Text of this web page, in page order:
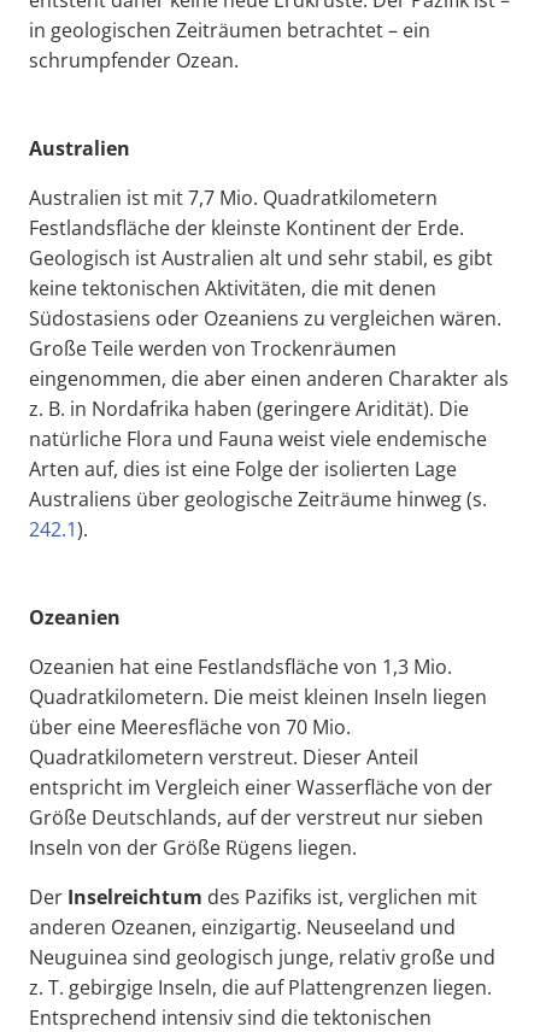
in geologischen Zeiträumen betrachtet – ein
schrumpfender Ozean.
Australien
Australien ist mit 7,7 Mio. Quadratkilometern
Festlandsfläche der kleinste Kontinent der Erde.
Geologisch ist Australien alt und sehr stabil, es gibt
keine tektonischen Aktivitäten, die mit denen
Südostasiens oder Ozeaniens zu vergleichen wären.
Große Teile werden von Trockenräumen
eingenommen, die aber einen anderen Charakter als
z. B. in Nordafrika haben (geringere Aridität). Die
natürliche Flora und Fauna weist viele endemische
Arten auf, dies ist eine Folge der isolierten Lage
Australiens über geologische Zeiträume hinweg (s.
242.1).
Ozeanien
Ozeanien hat eine Festlandsfläche von 1,3 Mio.
Quadratkilometern. Die meist kleinen Inseln liegen
über eine Meeresfläche von 70 Mio.
Quadratkilometern verstreut. Dieser Anteil
entspricht im Vergleich einer Wasserfläche von der
Größe Deutschlands, auf der verstreut nur sieben
Inseln von der Größe Rügens liegen.
Der Inselreichtum des Pazifiks ist, verglichen mit
anderen Ozeanen, einzigartig. Neuseeland und
Neuguinea sind geologisch junge, relativ große und
z. T. gebirgige Inseln, die auf Plattengrenzen liegen.
Entsprechend intensiv sind die tektonischen